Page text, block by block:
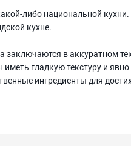
либо национальной
кухне.
в аккуратном
иметь гладкую текстуру и
ингредиенты для